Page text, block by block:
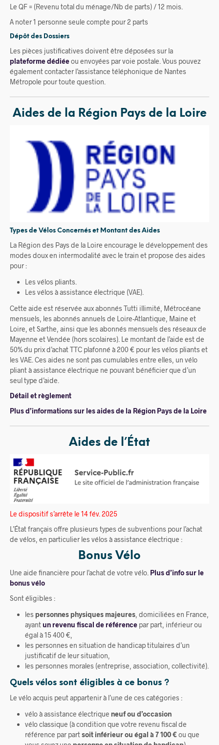
Le QF = (Revenu total du ménage/Nb de parts) / 12 mois.
A noter 1 personne seule compte pour 2 parts
Dépôt des Dossiers
Les pièces justificatives doivent être déposées sur la
plateforme dédiéeou envoyées par voie postale. Vous pouvez
également contacter l’assistance téléphonique de Nantes
Métropole pour toute question.
Aides de la Région Pays de la Loire
Types de Vélos Concernés et Montant des Aides
La Région des Pays de la Loire encourage le développement des
modes doux en intermodalité avec le train et propose des aides
pour :
Les vélos pliants.
Les vélos à assistance électrique (VAE).
Cette aide est réservée aux abonnés Tutti illimité, Métrocéane
mensuels, les abonnés annuels de Loire-Atlantique, Maine et
Loire, et Sarthe, ainsi que les abonnés mensuels des réseaux de
Mayenne et Vendée (hors scolaires). Le montant de l’aide est de
50% du prix d’achat TTC plafonné à 200 € pour les vélos pliants et
les VAE. Ces aides ne sont pas cumulables entre elles, un vélo
pliant à assistance électrique ne pouvant bénéficier que d’un
seul type d’aide.
Détail et règlement
Plus d’informations sur les aides de la Région Pays de la Loire
Aides de l’État
Le dispositif s’arrête le 14 fév. 2025
L’État français offre plusieurs types de subventions pour l’achat
de vélos, en particulier les vélos à assistance électrique :
Bonus Vélo
Une aide financière pour l’achat de votre vélo. Plus d’info sur le
bonus vélo
Sont éligibles :
les personnes physiques majeures, domiciliées en France,
ayant un revenu fiscal de référencepar part, inférieur ou
égal à 15 400 €,
les personnes en situation de handicap titulaires d’un
justificatif de leur situation,
les personnes morales (entreprise, association, collectivité).
Quels vélos sont éligibles à ce bonus ?
Le vélo acquis peut appartenir à l’une de ces catégories :
vélo à assistance électrique neuf ou d’occasion
vélo classique (à condition que votre revenu fiscal de
référence par partsoit inférieur ou égal à 7 100 € ou que